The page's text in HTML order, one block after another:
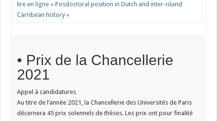
lire en ligne « Posdoctoral position in Dutch and inter-island
Carribean history »
• Prix de la Chancellerie
2021
Appel à candidatures
Au titre de l’année 2021, la Chancellerie des Universités de Paris
décernera 45 prix solennels de thèses. Les prix ont pour finalité